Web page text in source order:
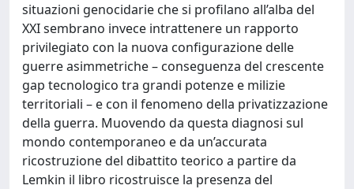
situazioni genocidarie che si profilano all’alba del
XXI sembrano invece intrattenere un rapporto
privilegiato con la nuova configurazione delle
guerre asimmetriche – conseguenza del crescente
gap tecnologico tra grandi potenze e milizie
territoriali – e con il fenomeno della privatizzazione
della guerra. Muovendo da questa diagnosi sul
mondo contemporaneo e da un’accurata
ricostruzione del dibattito teorico a partire da
Lemkin il libro ricostruisce la presenza del